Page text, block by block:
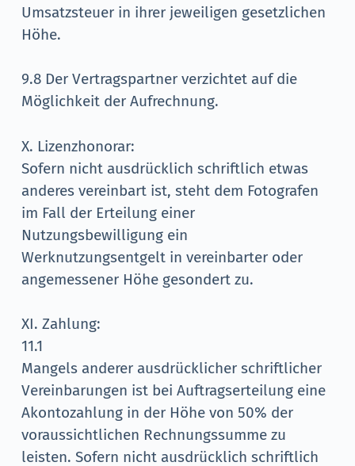
Umsatzsteuer in ihrer jeweiligen gesetzlichen
Höhe.
9.8 Der Vertragspartner verzichtet auf die
Möglichkeit der Aufrechnung.
X. Lizenzhonorar:
Sofern nicht ausdrücklich schriftlich etwas
anderes vereinbart ist, steht dem Fotografen
im Fall der Erteilung einer
Nutzungsbewilligung ein
Werknutzungsentgelt in vereinbarter oder
angemessener Höhe gesondert zu.
XI. Zahlung:
11.1
Mangels anderer ausdrücklicher schriftlicher
Vereinbarungen ist bei Auftragserteilung eine
Akontozahlung in der Höhe von 50% der
voraussichtlichen Rechnungssumme zu
leisten. Sofern nicht ausdrücklich schriftlich